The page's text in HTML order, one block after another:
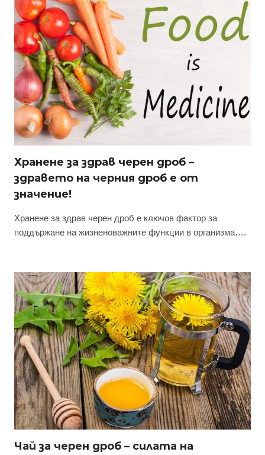
Хранене за здрав черен дроб –
здравето на черния дроб е от
значение!
Хранене за здрав черен дроб е ключов фактор за
поддържане на жизненоважните функции в организма….
Чай за черен дроб – силата на